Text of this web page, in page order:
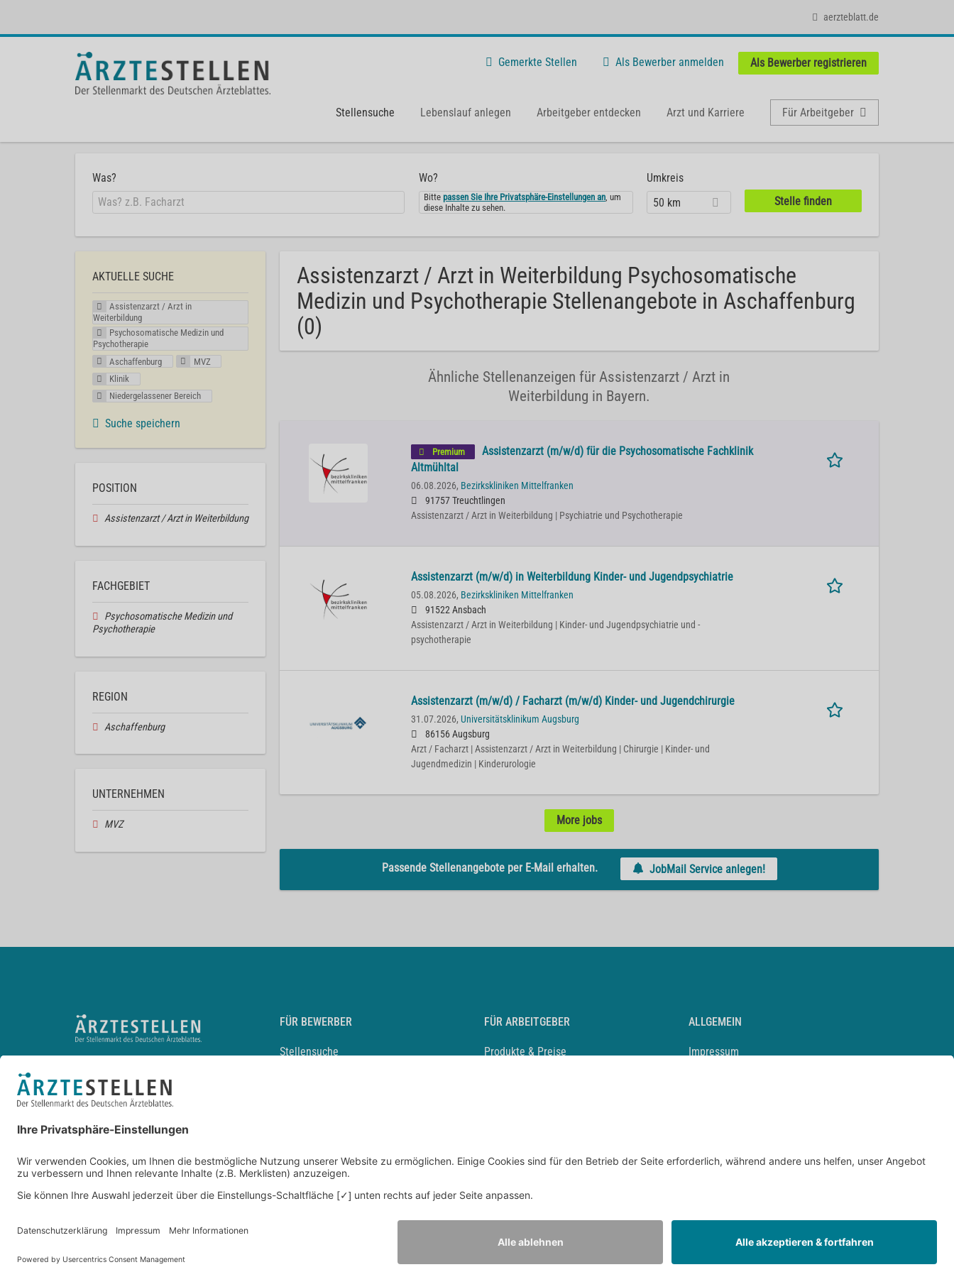
aerzteblatt.de
Gemerkte Stellen Als Bewerber anmelden Als Bewerber registrieren
Stellensuche Lebenslauf anlegen Arbeitgeber entdecken Arzt und Karriere Für Arbeitgeber
Was? Wo?
Bittepassen Sie Ihre Privatsphäre-Einstellungen an, um
diese Inhalte zu sehen.
Umkreis
50 km
Assistenzarzt / Arzt in Weiterbildung Psychosomatische
Medizin und Psychotherapie Stellenangebote in Aschaffenburg
(0)
Ähnliche Stellenanzeigen für Assistenzarzt / Arzt in
Weiterbildung in Bayern.
Premium
Assistenzarzt (m/w/d) für die Psychosomatische Fachklinik
Altmühltal
06.08.2026, Bezirkskliniken Mittelfranken
91757 Treuchtlingen
Assistenzarzt / Arzt in Weiterbildung | Psychiatrie und Psychotherapie
Assistenzarzt (m/w/d) in Weiterbildung Kinder- und Jugendpsychiatrie
05.08.2026, Bezirkskliniken Mittelfranken
91522 Ansbach
Assistenzarzt / Arzt in Weiterbildung | Kinder- und Jugendpsychiatrie und -
psychotherapie
Assistenzarzt (m/w/d) / Facharzt (m/w/d) Kinder- und Jugendchirurgie
31.07.2026, Universitätsklinikum Augsburg
86156 Augsburg
Arzt / Facharzt | Assistenzarzt / Arzt in Weiterbildung | Chirurgie | Kinder- und
Jugendmedizin | Kinderurologie
More jobs
Passende Stellenangebote per E-Mail erhalten. JobMail Service anlegen!
AKTUELLE SUCHE
Assistenzarzt / Arzt in
Weiterbildung
Psychosomatische Medizin und
Psychotherapie
Aschaffenburg
MVZ
Klinik
Niedergelassener Bereich
Suche speichern
POSITION
Assistenzarzt / Arzt in Weiterbildung
FACHGEBIET
Psychosomatische Medizin und
Psychotherapie
REGION
Aschaffenburg
UNTERNEHMEN
MVZ
FÜR BEWERBER
Stellensuche
Durchsuchen Sie den Stellenkatalog
FÜR ARBEITGEBER
Produkte & Preise
ALLGEMEIN
Impressum
Entwickelt durchJOBIQO